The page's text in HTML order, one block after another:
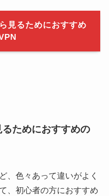
見るためにおすすめ
ためにおすすめの
、色々あって違いがよく
、初心者の方におすすめ